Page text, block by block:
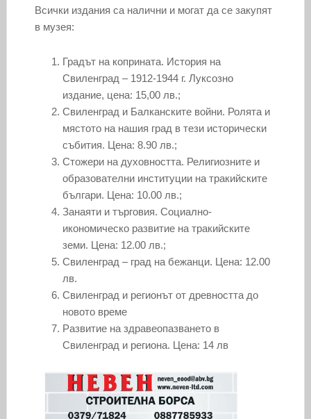
Всички издания са налични и могат да се закупят
в музея:
Градът на коприната. История на
Свиленград – 1912-1944 г. Луксозно
издание, цена: 15,00 лв.;
Свиленград и Балканските войни. Ролята и
мястото на нашия град в тези исторически
събития. Цена: 8.90 лв.;
Стожери на духовността. Религиозните и
образователни институции на тракийските
българи. Цена: 10.00 лв.;
Занаяти и търговия. Социално-
икономическо развитие на тракийските
земи. Цена: 12.00 лв.;
Свиленград – град на бежанци. Цена: 12.00
лв.
Свиленград и регионът от древността до
новото време
Развитие на здравеопазването в
Свиленград и региона. Цена: 14 лв